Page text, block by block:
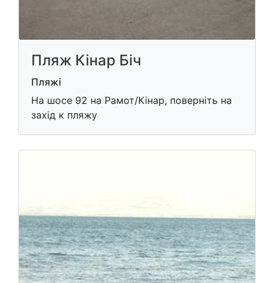
Пляж Кінар Біч
Пляжі
На шосе 92 на Рамот/Кінар, поверніть на
захід к пляжу